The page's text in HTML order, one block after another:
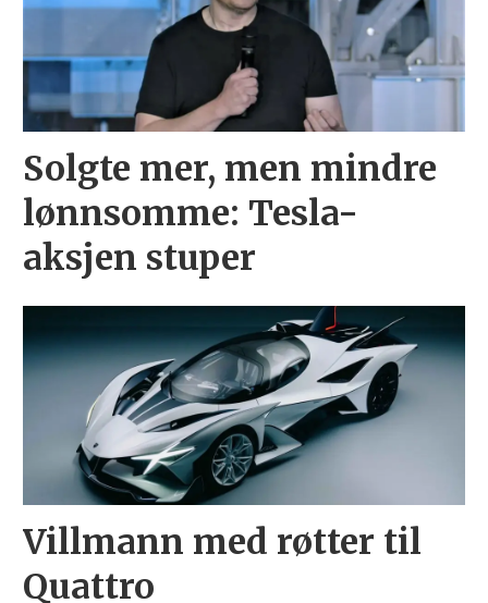
Solgte mer, men mindre
lønnsomme: Tesla-
aksjen stuper
Villmann med røtter til
Quattro